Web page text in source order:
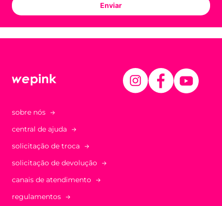
Enviar
sobre nós
central de ajuda
solicitação de troca
solicitação de devolução
canais de atendimento
regulamentos